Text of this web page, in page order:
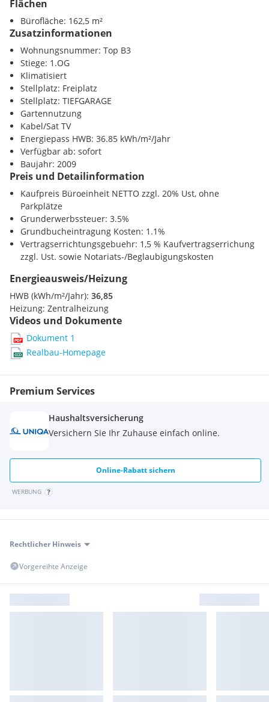
Flächen
Bürofläche: 162,5 m²
Zusatzinformationen
Wohnungsnummer: Top B3
Stiege: 1.OG
Klimatisiert
Stellplatz: Freiplatz
Stellplatz: TIEFGARAGE
Gartennutzung
Kabel/Sat TV
Energiepass HWB: 36.85 kWh/m²/Jahr
Verfügbar ab: sofort
Baujahr: 2009
Preis und Detailinformation
Kaufpreis Büroeinheit NETTO zzgl. 20% Ust, ohne
Parkplätze
Grunderwerbssteuer: 3.5%
Grundbucheintragung Kosten: 1.1%
Vertragserrichtungsgebuehr: 1,5 % Kaufvertragserrichung
zzgl. Ust. sowie Notariats-/Beglaubigungskosten
Energieausweis/Heizung
HWB (kWh/m²/Jahr): 36,85
Heizung: Zentralheizung
Videos und Dokumente
Dokument 1
Realbau-Homepage
Premium Services
Haushaltsversicherung
Versichern Sie Ihr Zuhause einfach online.
Online-Rabatt sichern
WERBUNG
Rechtlicher Hinweis
Vorgereihte Anzeige